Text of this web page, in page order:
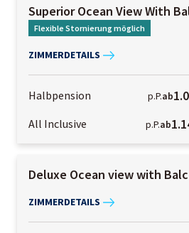
Superior Ocean View With
Flexible Stornierung möglich
ZIMMERDETAILS
Halbpension p.P.ab
All Inclusive p.P.ab
Deluxe Ocean view with
ZIMMERDETAILS